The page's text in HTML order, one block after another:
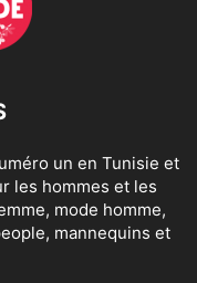
un en Tunisie et
les hommes et les
mode homme,
mannequins et